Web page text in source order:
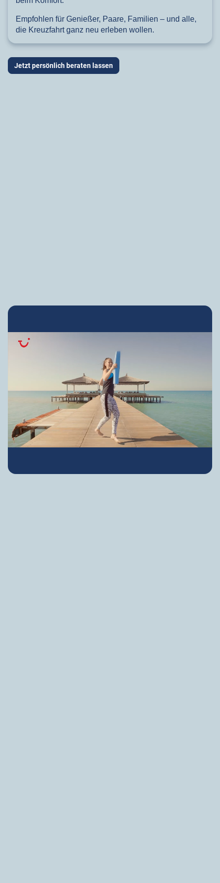
Empfohlen für Genießer, Paare, Familien – und alle,
die Kreuzfahrt ganz neu erleben wollen.
Jetzt persönlich beraten lassen